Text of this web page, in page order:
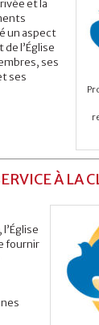
et la
un aspect
l’Église
ses
ses
À LA
fournir